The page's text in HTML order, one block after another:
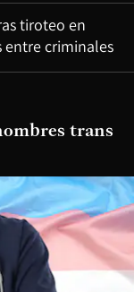
tiroteo en
entre criminales
trans